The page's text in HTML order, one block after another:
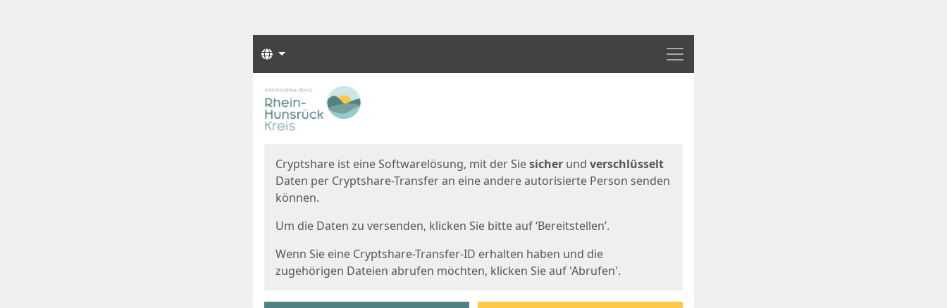
Menü
Sprachen
Start
Cryptshare ist eine Softwarelösung, mit der Siesicher und verschlüsselt
Daten per Cryptshare-Transfer an eine andere autorisierte Person senden
können.
Um die Daten zu versenden, klicken Sie bitte auf ‘Bereitstellen’.
Wenn Sie eine Cryptshare-Transfer-ID erhalten haben und die
zugehörigen Dateien abrufen möchten, klicken Sie auf 'Abrufen'.